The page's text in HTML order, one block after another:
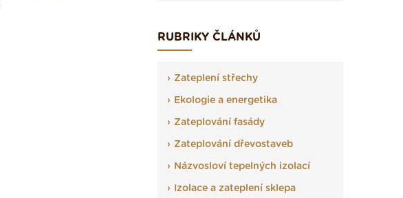
RUBRIKY ČLÁNKŮ
Zateplení střechy
Ekologie a energetika
Zateplování fasády
Zateplování dřevostaveb
Názvosloví tepelných izolací
Izolace a zateplení sklepa